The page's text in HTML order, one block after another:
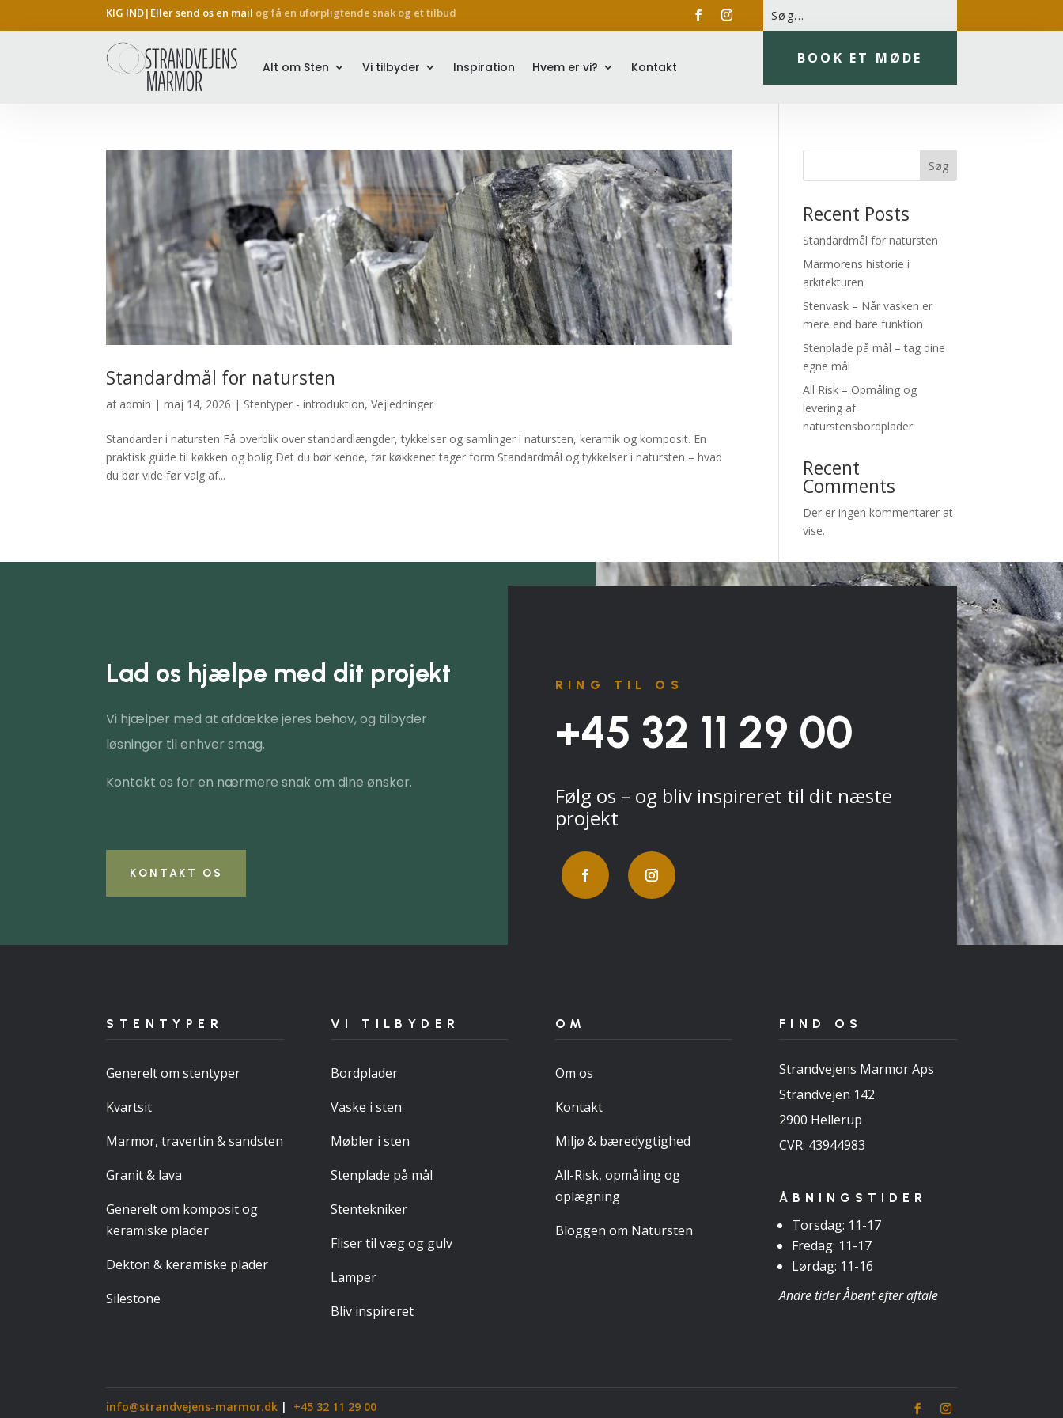
KIG IND|Eller send os en mail og få en uforpligtende snak og et tilbud
Alt om Sten Vi tilbyder Inspiration Hvem er vi? Kontakt
BOOK ET MØDE
Standardmål for natursten
af admin |maj 14, 2026 | Stentyper - introduktion,Vejledninger
Standarder i natursten Få overblik over standardlængder, tykkelser og samlinger i natursten, keramik og komposit. En
praktisk guide til køkken og bolig Det du bør kende, før køkkenet tager form Standardmål og tykkelser i natursten – hvad
du bør vide før valg af...
Søg
Recent Posts
Standardmål for natursten
Marmorens historie i
arkitekturen
Stenvask – Når vasken er
mere end bare funktion
Stenplade på mål – tag dine
egne mål
All Risk – Opmåling og
levering af
naturstensbordplader
Recent
Comments
Der er ingen kommentarer at
vise.
Lad os hjælpe med dit projekt
Vi hjælper med at afdække jeres behov, og tilbyder
løsninger til enhver smag.
Kontakt os for en nærmere snak om dine ønsker.
KONTAKT OS
RING TIL OS
+45 32 11 29 00
Følg os – og bliv inspireret til dit næste
projekt
STENTYPER
Generelt om stentyper
Kvartsit
Marmor, travertin & sandsten
Granit & lava
Generelt om komposit og
keramiske plader
Dekton & keramiske plader
Silestone
VI TILBYDER
Bordplader
Vaske i sten
Møbler i sten
Stenplade på mål
Stentekniker
Fliser til væg og gulv
Lamper
Bliv inspireret
OM
Om os
Kontakt
Miljø & bæredygtighed
All-Risk, opmåling og
oplægning
Bloggen om Natursten
FIND OS
Strandvejens Marmor Aps
Strandvejen 142
2900 Hellerup
CVR: 43944983
ÅBNINGSTIDER
Torsdag: 11-17
Fredag: 11-17
Lørdag: 11-16
Andre tider Åbent efter aftale
info@strandvejens-marmor.dk | +45 32 11 29 00